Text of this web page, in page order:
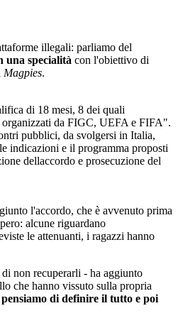
illegali: parliamo del
una specialità con l'obiettivo di
Magpies.
di 18 mesi, 8 dei quali
organizzati da FIGC, UEFA e FIFA".
pubblici, da svolgersi in Italia,
indicazioni e il programma proposti
dellaccordo e prosecuzione del
l'accordo, che è avvenuto prima
alcune riguardano
le attenuanti, i ragazzi hanno
non recuperarli - ha aggiunto
che hanno vissuto sulla propria
di definire il tutto e poi